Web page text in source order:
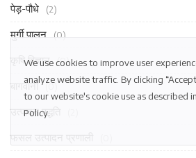
पेड़-पौधे (2)
मुर्गी पालन (0)
कृषि विज्ञान (0)
बागवानी (0)
उत्पादन पद्धति
We use cookies to improve user
analyze website traffic. By clicking
to our website's cookie use as described
Policy